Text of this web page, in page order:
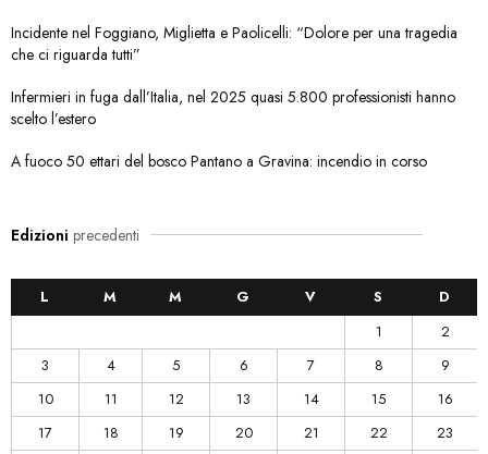
Incidente nel Foggiano, Miglietta e Paolicelli: “Dolore per una tragedia
che ci riguarda tutti”
Infermieri in fuga dall’Italia, nel 2025 quasi 5.800 professionisti hanno
scelto l’estero
A fuoco 50 ettari del bosco Pantano a Gravina: incendio in corso
Edizioni precedenti
L M M G V S
D
1
2
3
4 5 6 7 8
9
10
11 12 13 14 15
16
17
18 19 20 21 22
23